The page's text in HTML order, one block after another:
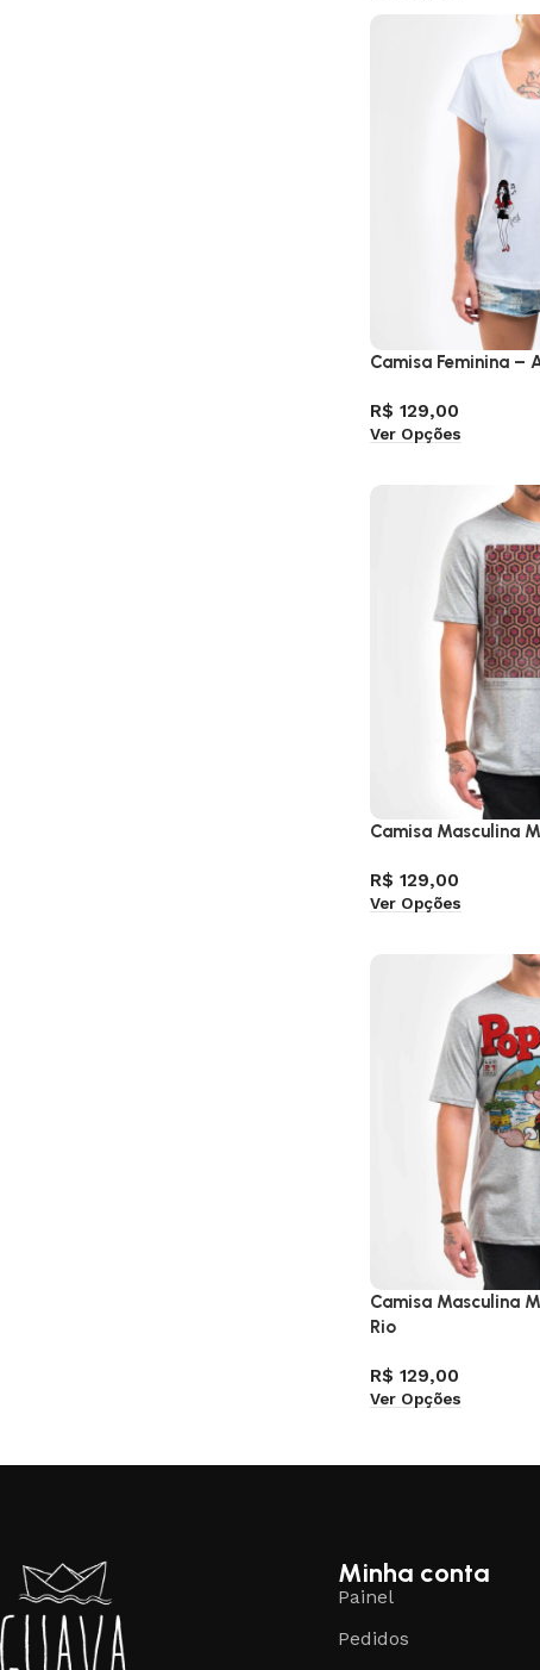
Camisa Feminina –
R$ 129,00
Ver Opções
Camisa Masculina
R$ 129,00
Ver Opções
Camisa Masculina
Rio
R$ 129,00
Ver Opções
Minha conta
Painel
Pedidos